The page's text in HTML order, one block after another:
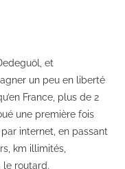
et
un peu en liberté
France, plus de 2
une première fois
par internet, en passant
km illimités,
le routard.